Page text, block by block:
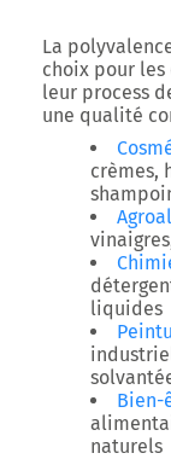
La
choix pour
leur process
une qualité
crèmes,
liquides
Bien-
naturels